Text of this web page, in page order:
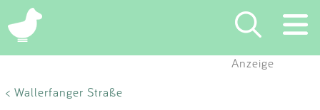
×
Anzeige
< Wallerfanger Straße